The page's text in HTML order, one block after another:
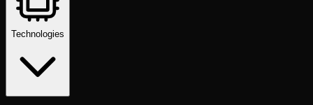
Technologies